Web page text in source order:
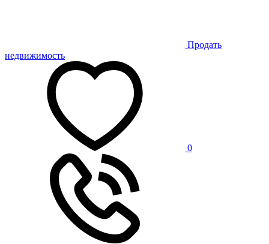
Продать
недвижимость
0